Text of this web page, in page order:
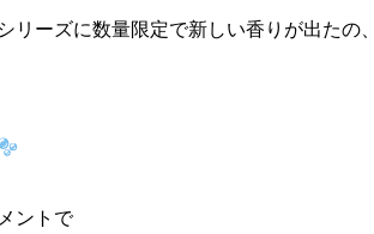
リーズに数量限定で新しい香りが出たの
ントで